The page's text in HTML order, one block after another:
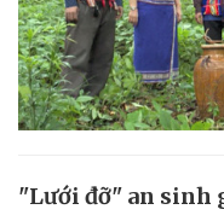
"Lưới đỡ" an sinh